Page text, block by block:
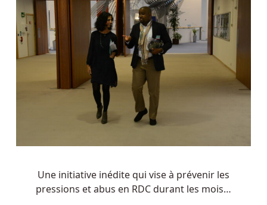
Une initiative inédite qui vise à prévenir les
pressions et abus en RDC durant les mois…